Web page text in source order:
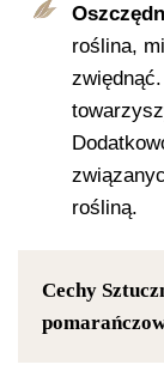
roślina,
rośliną.
Cechy